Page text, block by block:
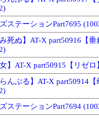
ステーションPart7695
み死ぬ】AT-X part50916【
女】AT-X part50915【リゼ
らんぶる】AT-X part50914
ステーションPart7694